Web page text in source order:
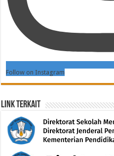
Follow on Instagram
Link Terkait